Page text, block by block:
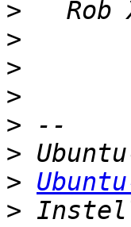
>
>
>
>
>
>
>
>